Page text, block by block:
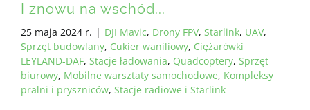
I znowu na wschód...
25 maja 2024 r. | DJI Mavic, Drony FPV, Starlink, UAV,
Sprzęt budowlany, Cukier waniliowy, Ciężarówki
LEYLAND-DAF, Stacje ładowania, Quadcoptery, Sprzęt
biurowy, Mobilne warsztaty samochodowe, Kompleksy
pralni i pryszniców, Stacje radiowe i Starlink